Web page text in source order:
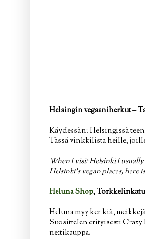
Helsingin vegaaniherkut –
Käydessäni Helsingissä
Tässä vinkkilista heille,
When I visit Helsinki I usually
Helsinki's vegan places, here
Heluna Shop, Torkkelinkatu
Heluna myy kenkiä,
Suosittelen erityisesti
nettikauppa.